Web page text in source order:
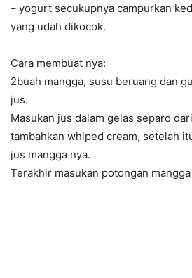
– yogurt secukupnya campurkan
yang udah dikocok.
Cara membuat nya:
2buah mangga, susu beruang dan
jus.
Masukan jus dalam gelas separo
tambahkan whiped cream, setelah
jus mangga nya.
Terakhir masukan potongan